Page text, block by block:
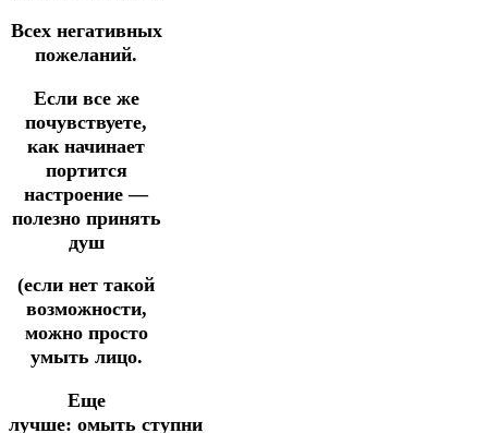
Всех негативных
пожеланий.
Если все же
почувствуете,
как начинает
портится
настроение —
полезно принять
душ
(если нет такой
возможности,
можно просто
умыть лицо.
Еще
лучше: омыть ступни